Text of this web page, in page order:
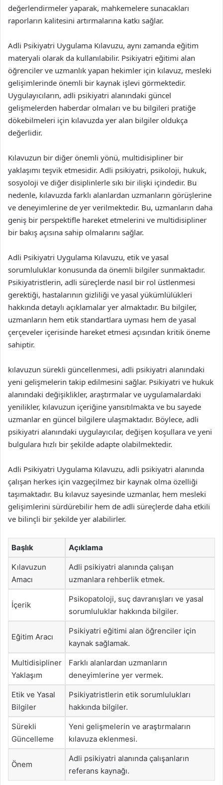
değerlendirmeler yaparak, mahkemelere sunacakları
raporların kalitesini artırmalarına katkı sağlar.
Adli Psikiyatri Uygulama Kılavuzu, aynı zamanda eğitim
materyali olarak da kullanılabilir. Psikiyatri eğitimi alan
öğrenciler ve uzmanlık yapan hekimler için kılavuz, mesleki
gelişimlerinde önemli bir kaynak işlevi görmektedir.
Uygulayıcıların, adli psikiyatri alanındaki güncel
gelişmelerden haberdar olmaları ve bu bilgileri pratiğe
dökebilmeleri için kılavuzda yer alan bilgiler oldukça
değerlidir.
Kılavuzun bir diğer önemli yönü, multidisipliner bir
yaklaşımı teşvik etmesidir. Adli psikiyatri, psikoloji, hukuk,
sosyoloji ve diğer disiplinlerle sıkı bir ilişki içindedir. Bu
nedenle, kılavuzda farklı alanlardan uzmanların görüşlerine
ve deneyimlerine de yer verilmektedir. Bu, uzmanların daha
geniş bir perspektifle hareket etmelerini ve multidisipliner
bir bakış açısına sahip olmalarını sağlar.
Adli Psikiyatri Uygulama Kılavuzu, etik ve yasal
sorumluluklar konusunda da önemli bilgiler sunmaktadır.
Psikiyatristlerin, adli süreçlerde nasıl bir rol üstlenmesi
gerektiği, hastalarının gizliliği ve yasal yükümlülükleri
hakkında detaylı açıklamalar yer almaktadır. Bu bilgiler,
uzmanların hem etik standartlara uyması hem de yasal
çerçeveler içerisinde hareket etmesi açısından kritik öneme
sahiptir.
kılavuzun sürekli güncellenmesi, adli psikiyatri alanındaki
yeni gelişmelerin takip edilmesini sağlar. Psikiyatri ve hukuk
alanındaki değişiklikler, araştırmalar ve uygulamalardaki
yenilikler, kılavuzun içeriğine yansıtılmakta ve bu sayede
uzmanlar en güncel bilgilere ulaşmaktadır. Böylece, adli
psikiyatri alanındaki uygulayıcılar, değişen koşullara ve yeni
bulgulara hızlı bir şekilde adapte olabilmektedir.
Adli Psikiyatri Uygulama Kılavuzu, adli psikiyatri alanında
çalışan herkes için vazgeçilmez bir kaynak olma özelliği
taşımaktadır. Bu kılavuz sayesinde uzmanlar, hem mesleki
gelişimlerini sürdürebilir hem de adli süreçlerde daha etkili
ve bilinçli bir şekilde yer alabilirler.
Başlık Açıklama
Kılavuzun
Amacı
Adli psikiyatri alanında çalışan
uzmanlara rehberlik etmek.
İçerik
Psikopatoloji, suç davranışları ve yasal
sorumluluklar hakkında bilgiler.
Eğitim Aracı
Psikiyatri eğitimi alan öğrenciler için
kaynak sağlamak.
Multidisipliner
Yaklaşım
Farklı alanlardan uzmanların
deneyimlerine yer vermek.
Etik ve Yasal
Bilgiler
Psikiyatristlerin etik sorumlulukları
hakkında bilgiler.
Sürekli
Güncelleme
Yeni gelişmelerin ve araştırmaların
kılavuza eklenmesi.
Önem
Adli psikiyatri alanında çalışanların
referans kaynağı.